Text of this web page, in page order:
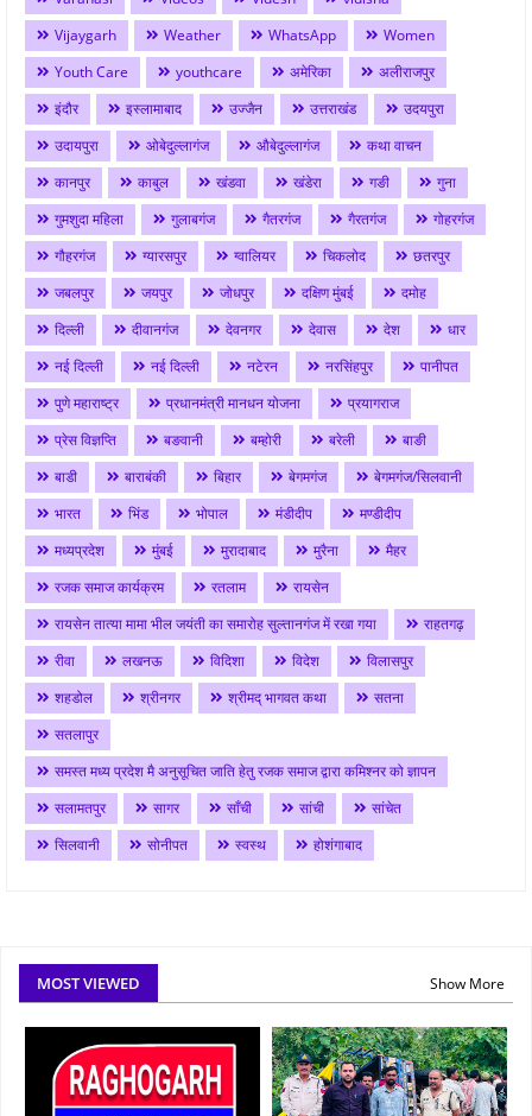
Vijaygarh
Weather WhatsApp
Women
Youth Care
youthcare अमेरिका
अलीराजपुर
इंदौर
इस्लामाबाद उज्जैन उत्तराखंड
उदयपुरा
उदायपुरा
ओबेदुल्लागंज औबेदुल्लागंज
कथा वाचन
कानपुर
काबुल खंडवा खंडेरा गङी
गुना
गुमशुदा महिला
गुलाबगंज गैतरगंज गैरतगंज
गोहरगंज
गौहरगंज
ग्यारसपुर ग्वालियर चिकलोद
छतरपुर
जबलपुर
जयपुर जोधपुर दक्षिण मुंबई
दमोह
दिल्ली
दीवानगंज देवनगर देवास देश
धार
नई दिल्ली
नई दिल्ली नटेरन नरसिंहपुर
पानीपत
पुणे महाराष्ट्र
प्रधानमंत्री मानधन योजना
प्रयागराज
प्रेस विज्ञप्ति
बङवानी बम्होरी बरेली
बाङी
बाडी
बाराबंकी बिहार बेगमगंज
बेगमगंज/सिलवानी
भारत
भिंड भोपाल मंडीदीप
मण्डीदीप
मध्यप्रदेश
मुंबई मुरादाबाद मुरैना
मैहर
रजक समाज कार्यक्रम
रतलाम
रायसेन
रायसेन तात्या मामा भील जयंती का समारोह सुल्तानगंज में रखा गया
राहतगढ़
रीवा
लखनऊ विदिशा विदेश
विलासपुर
शहडोल
श्रीनगर श्रीमद् भागवत कथा
सतना
सतलापुर
समस्त मध्य प्रदेश मै अनुसूचित जाति हेतु रजक समाज द्वारा कमिश्नर को ज्ञापन
सलामतपुर
सागर साँची सांची
सांचेत
सिलवानी
सोनीपत स्वस्थ होशंगाबाद
MOST VIEWED Show More